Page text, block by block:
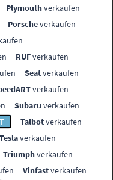
Plymouthverkaufen
Porscheverkaufen
RUFverkaufen
Seatverkaufen
verkaufen
Subaru verkaufen
T Talbotverkaufen
Teslaverkaufen
Triumphverkaufen
Vinfastverkaufen